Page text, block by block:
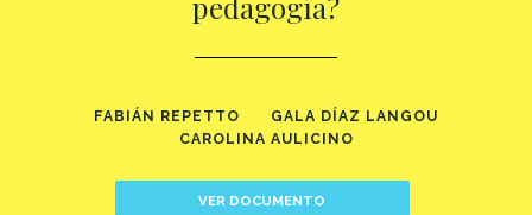
FABIÁN REPETTO
GALA DÍAZ LANGOU
CAROLINA AULICINO
VER DOCUMENTO